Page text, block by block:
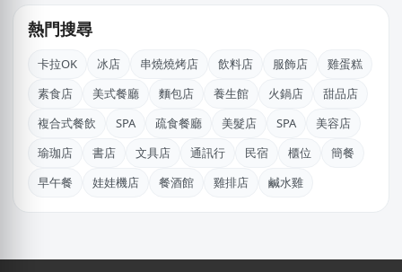
黃X舒
桃園市｜預算 10萬~30萬元
湯X成
高雄市｜預算 30萬~50萬元
王X宏
新北市｜預算 10萬元以下
熱門搜尋
卡拉OK 冰店 串燒燒烤店 飲料店 服飾店
雞蛋糕
素食店
美式餐廳 麵包店 養生館 火鍋店
甜品店
複合式餐飲
SPA 疏食餐廳 美髮店 SPA
美容店
瑜珈店
書店 文具店 通訊行 民宿 櫃位
簡餐
早午餐
娃娃機店 餐酒館 雞排店 鹹水雞